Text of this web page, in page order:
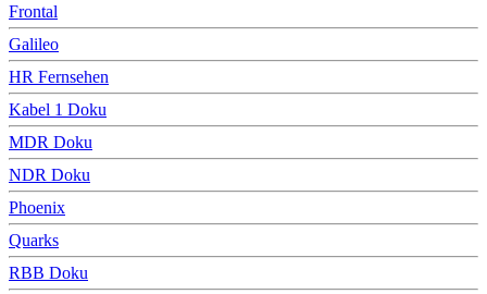
Frontal
Galileo
HR Fernsehen
Kabel 1 Doku
MDR Doku
NDR Doku
Phoenix
Quarks
RBB Doku